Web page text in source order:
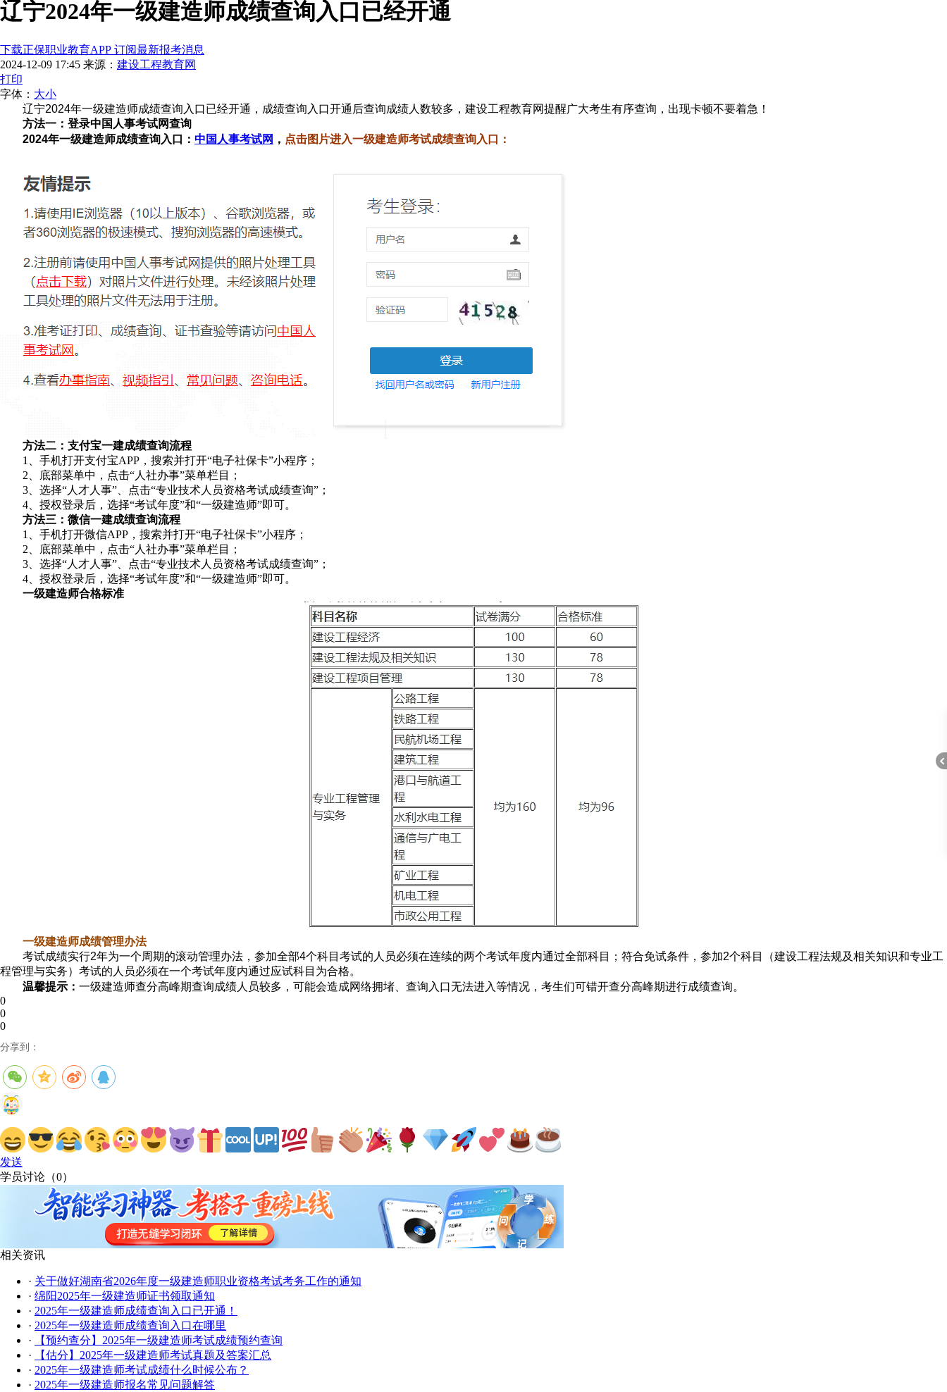
辽宁2024年一级建造师成绩查询入口已经开通
下载正保职业教育APP 订阅最新报考消息
2024-12-09 17:45 来源： 建设工程教育网
打印
字体： 大小
辽宁2024年一级建造师成绩查询入口已经开通， 成绩查询入口开通后查询成绩人数较多，建设工程教育网提醒广大考生有序查询，出现卡顿不要着急 ！
方法一：登录中国人事考试网查询
2024年一级建造师成绩查询入口： 中国人事考试网 ， 点击图片进入一级建造师考试成绩查询入口：
方法二： 支付宝一建成绩查询流程
1、手机打开支付宝APP，搜索并打开“电子社保卡”小程序；
2、底部菜单中，点击“人社办事”菜单栏目；
3、选择“人才人事”、点击“专业技术人员资格考试成绩查询”；
4、授权登录后，选择“考试年度”和“一级建造师”即可。
方法三： 微信一建成绩查询流程
1、手机打开微信APP，搜索并打开“电子社保卡”小程序；
2、底部菜单中，点击“人社办事”菜单栏目；
3、选择“人才人事”、点击“专业技术人员资格考试成绩查询”；
4、授权登录后，选择“考试年度”和“一级建造师”即可。
一级建造师合格标准
一级建造师成绩管理办法
考试成绩实行2年为一个周期的滚动管理办法，参加全部4个科目考试的人员必须在连续的两个考试年度内通过全部科目；符合免试条件，参加2个科目（建设工程法规及相关知识和专业工
程管理与实务）考试的人员必须在一个考试年度内通过应试科目为合格。
温馨提示： 一级建造师查分高峰期查询成绩人员较多，可能会造成网络拥堵、查询入口无法进入等情况，考生们可错开查分高峰期进行成绩查询。
0
0
0
分享到：
发送
学员讨论（0）
相关资讯
· 关于做好湖南省2026年度一级建造师职业资格考试考务工作的通知
· 绵阳2025年一级建造师证书领取通知
· 2025年一级建造师成绩查询入口已开通！
· 2025年一级建造师成绩查询入口在哪里
·
【预约查分】2025年一级建造师考试成绩预约查询
·
【估分】2025年一级建造师考试真题及答案汇总
· 2025年一级建造师考试成绩什么时候公布？
· 2025年一级建造师报名常见问题解答